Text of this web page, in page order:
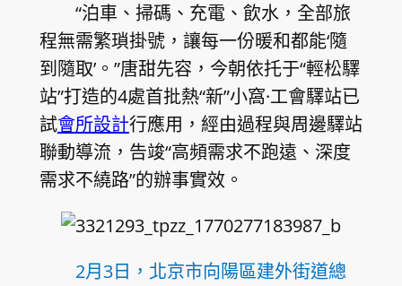
“泊車、掃碼、充電、飲水，全部旅
程無需繁瑣掛號，讓每一份暖和都能‘隨
到隨取’。”唐甜先容，今朝依托于“輕松驛
站”打造的4處首批熱“新”小窩·工會驛站已
試會所設計行應用，經由過程與周邊驛站
聯動導流，告竣“高頻需求不跑遠、深度
需求不繞路”的辦事實效。
2月3日，北京市向陽區建外街道總